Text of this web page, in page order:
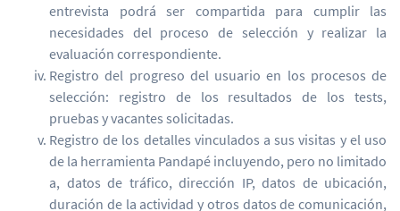
entrevista podrá ser compartida para cumplir las
necesidades del proceso de selección y realizar la
evaluación correspondiente.
Registro del progreso del usuario en los procesos de
selección: registro de los resultados de los tests,
pruebas y vacantes solicitadas.
Registro de los detalles vinculados a sus visitas y el uso
de la herramienta Pandapé incluyendo, pero no limitado
a, datos de tráfico, dirección IP, datos de ubicación,
duración de la actividad y otros datos de comunicación,